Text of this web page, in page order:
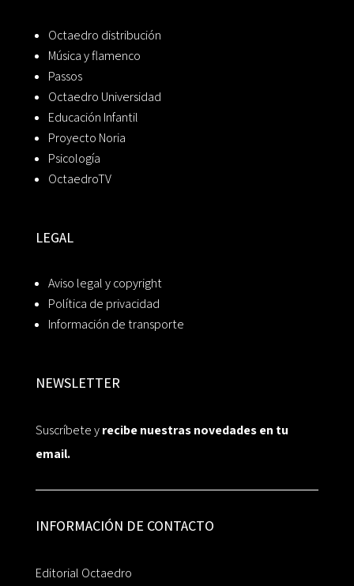
Octaedro distribución
Música y flamenco
Passos
Octaedro Universidad
Educación Infantil
Proyecto Noria
Psicología
OctaedroTV
LEGAL
Aviso legal y copyright
Política de privacidad
Información de transporte
NEWSLETTER
Suscríbete yrecibe nuestras novedades en tu
email.
INFORMACIÓN DE CONTACTO
Editorial Octaedro